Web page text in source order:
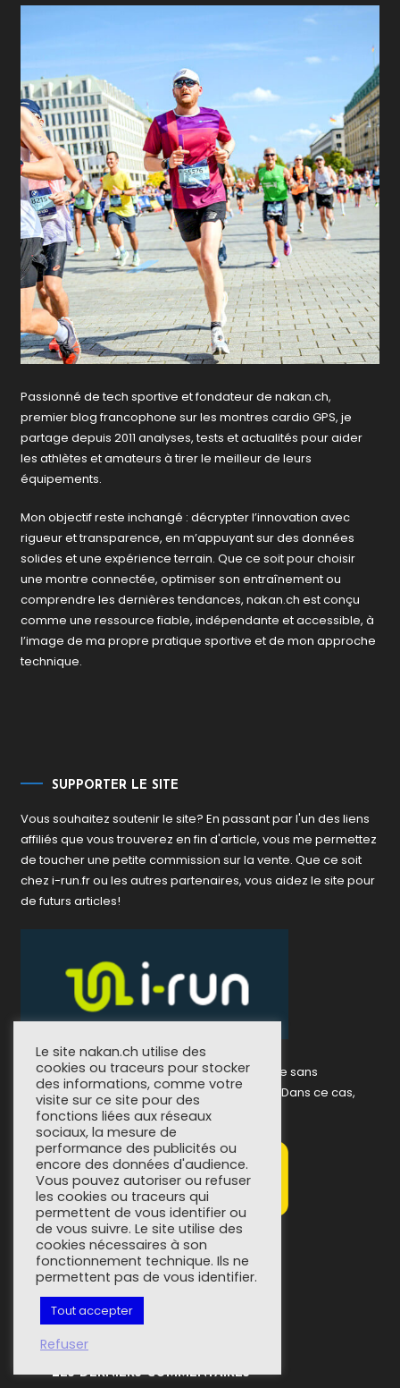
Passionné de tech sportive et fondateur de nakan.ch,
premier blog francophone sur les montres cardio GPS, je
partage depuis 2011 analyses, tests et actualités pour aider
les athlètes et amateurs à tirer le meilleur de leurs
équipements.
Mon objectif reste inchangé : décrypter l’innovation avec
rigueur et transparence, en m’appuyant sur des données
solides et une expérience terrain. Que ce soit pour choisir
une montre connectée, optimiser son entraînement ou
comprendre les dernières tendances, nakan.ch est conçu
comme une ressource fiable, indépendante et accessible, à
l’image de ma propre pratique sportive et de mon approche
technique.
SUPPORTER LE SITE
Vous souhaitez soutenir le site? En passant par l'un des liens
affiliés que vous trouverez en fin d'article, vous me permettez
de toucher une petite commission sur la vente. Que ce soit
chez i-run.fr ou les autres partenaires, vous aidez le site pour
de futurs articles!
Vous souhaitez me donner un coup de pouce sans
forcément acheter quelque chose en ligne? Dans ce cas,
pour quoi ne pas me payer un café?
LES DERNIERS COMMENTAIRES
Le site nakan.ch utilise des
cookies ou traceurs pour stocker
des informations, comme votre
visite sur ce site pour des
fonctions liées aux réseaux
sociaux, la mesure de
performance des publicités ou
encore des données d'audience.
Vous pouvez autoriser ou refuser
les cookies ou traceurs qui
permettent de vous identifier ou
de vous suivre. Le site utilise des
cookies nécessaires à son
fonctionnement technique. Ils ne
permettent pas de vous identifier.
Tout accepter
Refuser